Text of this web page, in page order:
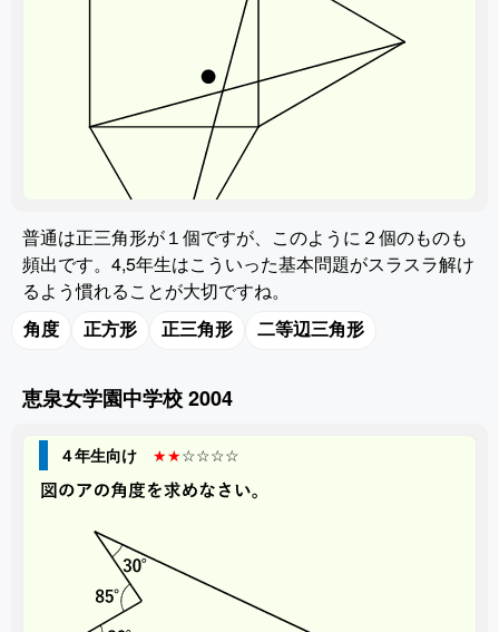
普通は正三角形が１個ですが、このように２個のものも
頻出です。4,5年生はこういった基本問題がスラスラ解け
るよう慣れることが大切ですね。
角度 正方形 正三角形 二等辺三角形
恵泉女学園中学校 2004
４年生向け ★★☆☆☆☆